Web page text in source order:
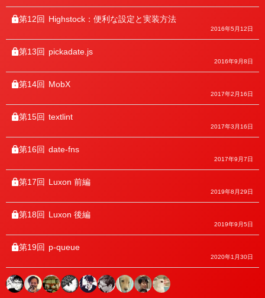
第12回 Highstock：便利な設定と実装方法
2016年5月12日
第13回 pickadate.js
2016年9月8日
第14回 MobX
2017年2月16日
第15回 textlint
2017年3月16日
第16回 date-fns
2017年9月7日
第17回 Luxon 前編
2019年8月29日
第18回 Luxon 後編
2019年9月5日
第19回 p-queue
2020年1月30日